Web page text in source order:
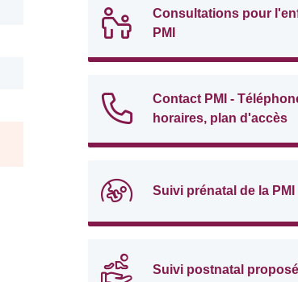
Consultations pour
PMI
Contact PMI -
horaires, plan d'accès
Suivi prénatal de la PMI
Suivi postnatal proposé